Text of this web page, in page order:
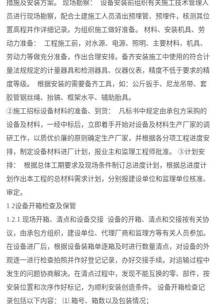
措施及安装方案。 现场勘察： 设备安装前组织有关施工技术管理人
员进行现场勘察，配合土建施工人员清出预埋管、预埋件，核测其位
置高程并作详细记录。为组织施工做好准备。 材料、安装机具、劳
动力准备： 工程施工前，对水源、电源、照明、主要材料、机具、
劳动力等做充分准备，作出合理安排。备齐安装施工中使用的符合计
量法规规定的计量器具和检测器具、仪器仪表，精度不低于要求的精
度等级。 根据安装的需要备齐工具，如：公斤扳手、尼龙吊带、套
胶管钢丝绳、抬镐、框架水平、辅助胎具。
②施工招标设备材料的准备、到货： 凡标书中规定由承包方采购的
设备及材料，一经中标后，立即着手开始对设备及材料生产厂家的调
研工作，以质优价廉的原则确定生产厂家，并根据各分项工程进度安
排，制定设备材料进厂计划，报业主和监理工程师批准。 ③计划安
排： 根据总体工期要求及现场条件制订总进度计划，根据总进度计
划作出本工程的总材料需求计划，分别报建设单位和监理单位核准、
审定。
1.2设备开箱检查及保管
1.2.1.现场开箱、清点和设备交接 设备的开箱、清点和交接按有关协
议，由承包方组织，建设单位、代理厂商和监理方等有关人员参加。
在设备进厂后，根据设备装箱单逐箱及时进行数量清点，对设备的外
观逐一进行检查拍照并作好登记记录，办好交接手续。对运输过程中
发生的问题协商解决。在清点过程中，发现不能互换的零、部件，按
安装位置和次序作好标记，为顺利安装创造条件。 设备开箱检查记
录包括以下内容： ⑴.箱号、箱数以及包装情况；